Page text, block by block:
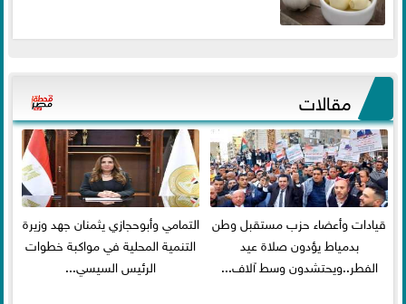
مقالات
قيادات وأعضاء حزب مستقبل وطن
بدمياط يؤدون صلاة عيد
الفطر..ويحتشدون وسط آلاف...
التمامي وأبوحجازي يثمنان جهد وزيرة
التنمية المحلية في مواكبة خطوات
الرئيس السيسي...